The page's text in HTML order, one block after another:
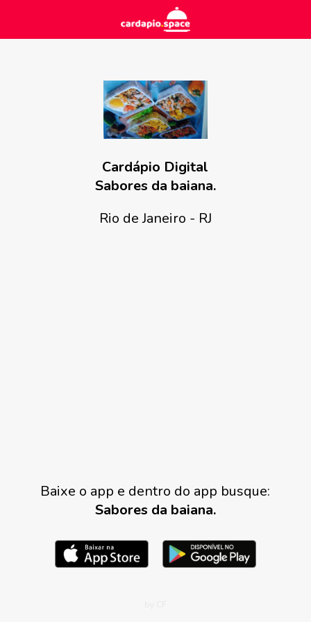
Cardápio Digital
Sabores da baiana.
Rio de Janeiro - RJ
Baixe o app e dentro do app busque:
Sabores da baiana.